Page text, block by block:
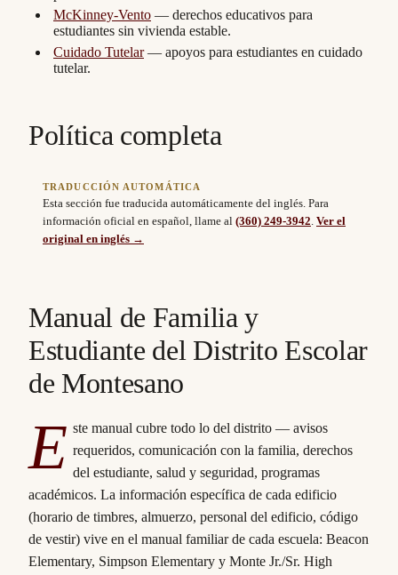
McKinney-Vento — derechos educativos para
estudiantes sin vivienda estable.
Cuidado Tutelar— apoyos para estudiantes en cuidado
tutelar.
Política completa
TRADUCCIÓN AUTOMÁTICA
Esta sección fue traducida automáticamente del inglés. Para
información oficial en español, llame al (360) 249-3942 Ver el
original en inglés →
Manual de Familia y
Estudiante del Distrito Escolar
de Montesano
E ste manual cubre todo lo del distrito — avisos
requeridos, comunicación con la familia, derechos
del estudiante, salud y seguridad, programas
académicos. La información específica de cada edificio
(horario de timbres, almuerzo, personal del edificio, código
de vestir) vive en el manual familiar de cada escuela: Beacon
Elementary, Simpson Elementary y Monte Jr./Sr. High